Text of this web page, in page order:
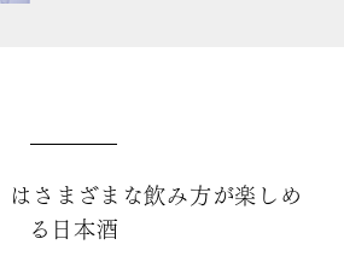
食や中華などとも相性のよい純米
吟醸酒です。
はさまざまな飲み方が楽しめ
る日本酒